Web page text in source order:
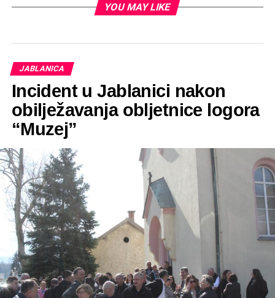
YOU MAY LIKE
JABLANICA
Incident u Jablanici nakon
obilježavanja obljetnice logora
“Muzej”